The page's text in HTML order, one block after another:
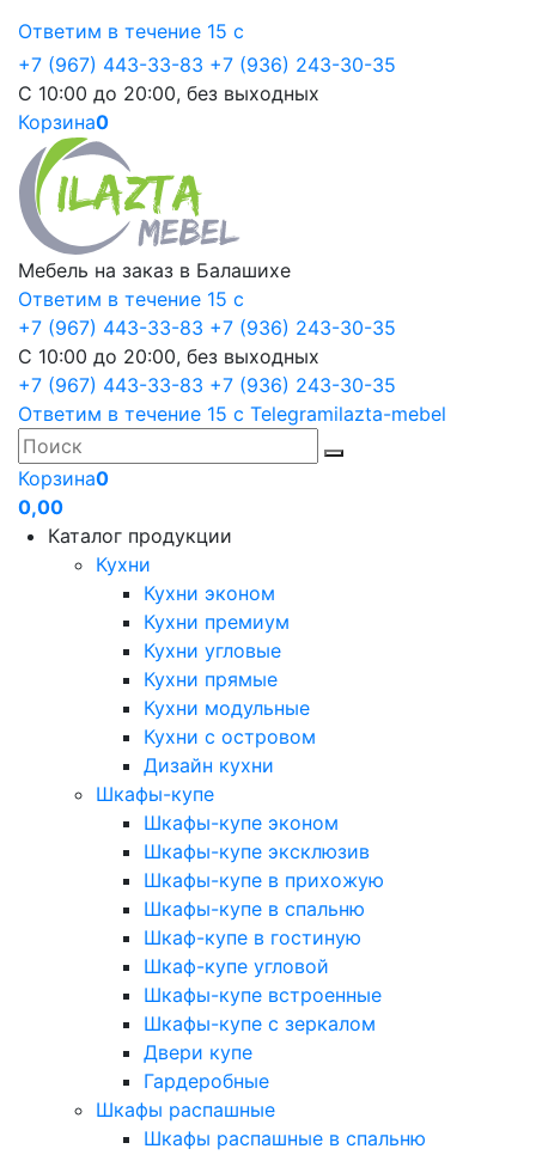
Ответим в течение 15 с
+7 (967) 443-33-83 +7 (936) 243-30-35
С 10:00 до 20:00, без выходных
Корзина0
Мебель на заказ в Балашихе
Ответим в течение 15 с
+7 (967) 443-33-83 +7 (936) 243-30-35
С 10:00 до 20:00, без выходных
+7 (967) 443-33-83 +7 (936) 243-30-35
Ответим в течение 15 с Telegramilazta-mebel
Корзина0
0,00
Каталог продукции
Кухни
Кухни эконом
Кухни премиум
Кухни угловые
Кухни прямые
Кухни модульные
Кухни с островом
Дизайн кухни
Шкафы-купе
Шкафы-купе эконом
Шкафы-купе эксклюзив
Шкафы-купе в прихожую
Шкафы-купе в спальню
Шкаф-купе в гостиную
Шкаф-купе угловой
Шкафы-купе встроенные
Шкафы-купе с зеркалом
Двери купе
Гардеробные
Шкафы распашные
Шкафы распашные в спальню